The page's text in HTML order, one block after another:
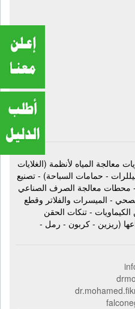
أبحار - محطات
معالجة المياه لأنظمة (الغلايات
- حمامات السباحة) - تصنيع
- محطات معالجة الصرف الصناعي
- الميسرات والفلاتر وقطع
- تنكات الحقن
(ريزين - كربون - رمل -